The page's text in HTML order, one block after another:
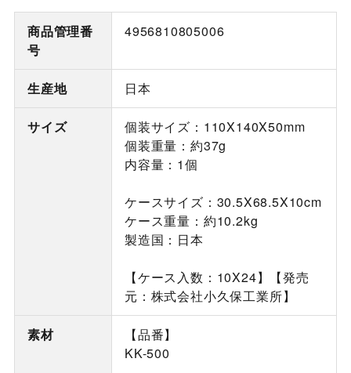
商品管理番
号
4956810805006
生産地 日本
サイズ
個装サイズ：110X140X50mm
個装重量：約37g
内容量：1個
ケースサイズ：30.5X68.5X10cm
ケース重量：約10.2kg
製造国：日本
【ケース入数：10X24】【発売
元：株式会社小久保工業所】
素材
【品番】
KK-500